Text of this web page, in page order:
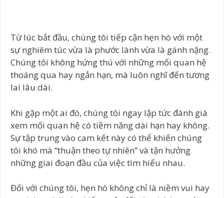
Từ lúc bắt đầu, chúng tôi tiếp cận hẹn hò với một
sự nghiêm túc vừa là phước lành vừa là gánh nặng.
Chúng tôi không hứng thú với những mối quan hệ
thoáng qua hay ngắn hạn, mà luôn nghĩ đến tương
lai lâu dài.
Khi gặp một ai đó, chúng tôi ngay lập tức đánh giá
xem mối quan hệ có tiềm năng dài hạn hay không.
Sự tập trung vào cam kết này có thể khiến chúng
tôi khó mà “thuận theo tự nhiên” và tận hưởng
những giai đoạn đầu của việc tìm hiểu nhau.
Đối với chúng tôi, hẹn hò không chỉ là niềm vui hay